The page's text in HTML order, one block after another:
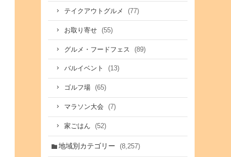
テイクアウトグルメ (77)
お取り寄せ (55)
グルメ・フードフェス (89)
バルイベント (13)
ゴルフ場 (65)
マラソン大会 (7)
家ごはん (52)
地域別カテゴリー (8,257)